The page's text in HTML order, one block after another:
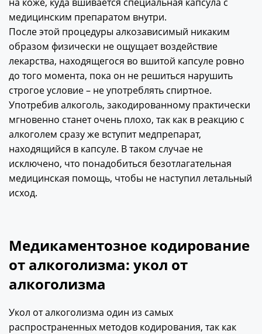
медицинским препаратом внутри.
После этой процедуры алкозависимый никаким
образом физически не ощущает воздействие
лекарства, находящегося во вшитой капсуле ровно
до того момента, пока он не решиться нарушить
строгое условие – не употреблять спиртное.
Употребив алкоголь, закодированному практически
мгновенно станет очень плохо, так как в реакцию с
алкоголем сразу же вступит медпрепарат,
находящийся в капсуле. В таком случае не
исключено, что понадобиться безотлагательная
медицинская помощь, чтобы не наступил летальный
исход.
Медикаментозное кодирование
от алкоголизма: укол от
алкоголизма
Укол от алкоголизма один из самых
распространенных методов кодирования, так как